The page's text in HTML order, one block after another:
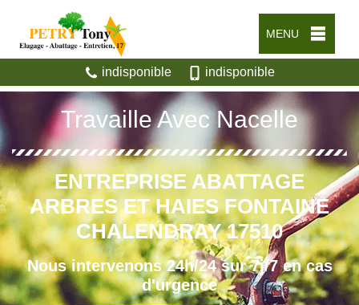
MENU
indisponible indisponible
Travaille Avec Nacelle
ENTREPRISE ABATTAGE
ARBRES ET HAIES FONTAINE
CHALENDRAY 17510
Nous intervenons 24h/24 sur 7j/7 en cas
d'urgence